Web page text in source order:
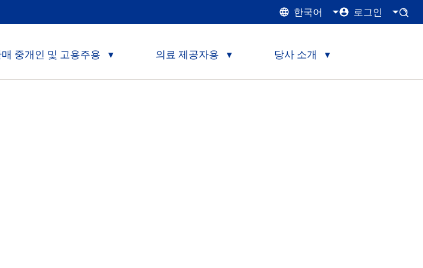
한국어 로그인
매 중개인 및 고용주용 의료 제공자용 당사 소개